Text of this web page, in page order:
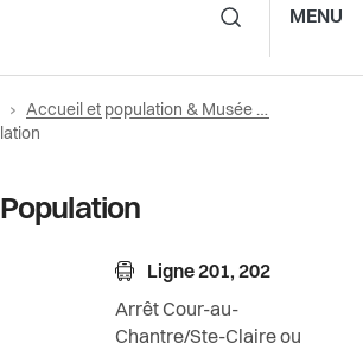
MENU
& Musée Jenisch Vevey
d'accueil
Accueil et population & Musée Jenisch Vevey
Ligne 201, 202
Arrêt Cour-au-
Chantre/Ste-Claire ou